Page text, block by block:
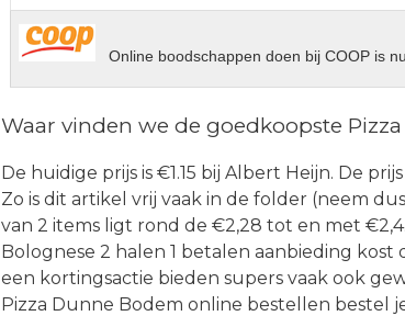
Online boodschappen doen bij COOP is
Waar vinden we de goedkoopste
De huidige prijs is €1.15 bij Albert Heijn. De
Zo is dit artikel vrij vaak in de folder (neem
van 2 items ligt rond de €2,28 tot en met
Bolognese 2 halen 1 betalen aanbieding kost
een kortingsactie bieden supers vaak ook
Pizza Dunne Bodem online bestellen bestel